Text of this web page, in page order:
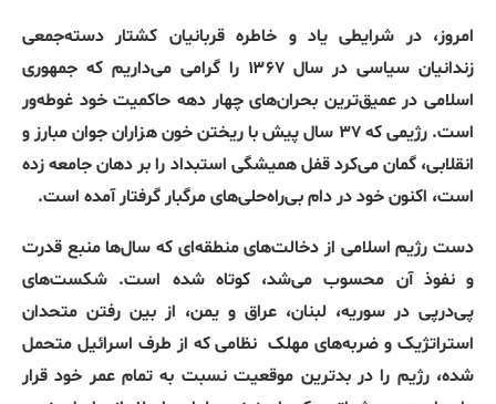
امروز، در شرایطی یاد و خاطره قربانیان کشتار دسته‌جمعی
زندانیان سیاسی در سال ۱۳۶۷ را گرامی می‌داریم که جمهوری
اسلامی در عمیق‌ترین بحران‌های چهار دهه حاکمیت خود غوطه‌ور
است. رژیمی که ۳۷ سال پیش با ریختن خون هزاران جوان مبارز و
انقلابی، گمان می‌کرد قفل همیشگی استبداد را بر دهان جامعه زده
است، اکنون خود در دام بی‌راه‌حلی‌های مرگبار گرفتار آمده است.
دست رژیم اسلامی از دخالت‌های منطقه‌ای که سال‌ها منبع قدرت
و نفوذ آن محسوب می‌شد، کوتاه شده است. شکست‌های
پی‌درپی در سوریه، لبنان، عراق و یمن، از بین رفتن متحدان
استراتژیک و ضربه‌های مهلک نظامی که از طرف اسرائیل متحمل
شده، رژیم را در بدترین موقعیت نسبت به تمام عمر خود قرار